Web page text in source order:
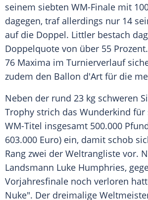
seinem siebten WM-Finale mit
dagegen, traf allerdings nur 14
auf die Doppel. Littler bestach
Doppelquote von über 55
76 Maxima im Turnierverlauf
zudem den Ballon d'Art für die
Neben der rund 23 kg schweren
Trophy strich das Wunderkind für
WM-Titel insgesamt 500.000
603.000 Euro) ein, damit schob
Rang zwei der Weltrangliste vor.
Landsmann Luke Humphries,
Vorjahresfinale noch verloren
Nuke". Der dreimalige